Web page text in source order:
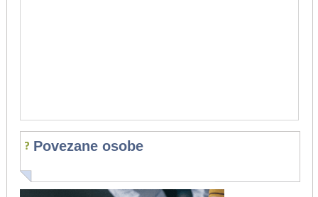
Povezane osobe